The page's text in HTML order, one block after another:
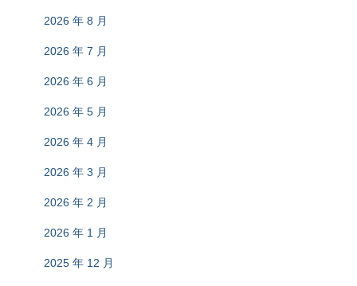
2026 年 8 月
2026 年 7 月
2026 年 6 月
2026 年 5 月
2026 年 4 月
2026 年 3 月
2026 年 2 月
2026 年 1 月
2025 年 12 月